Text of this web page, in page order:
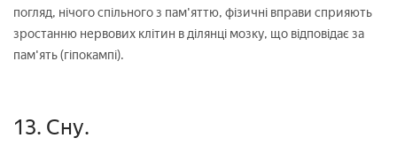
погляд, нічого спільного з пам'яттю, фізичні вправи сприяють
зростанню нервових клітин в ділянці мозку, що відповідає за
пам'ять (гіпокампі).
13. Сну.